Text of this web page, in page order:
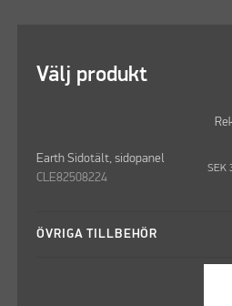
Välj produkt
Earth Sidotält, sidopanel
CLE82508224
SEK
ÖVRIGA TILLBEHÖR